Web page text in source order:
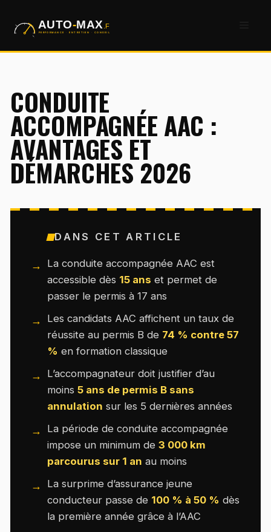
CONDUITE
ACCOMPAGNÉE AAC :
AVANTAGES ET
DÉMARCHES 2026
DANS CET ARTICLE
La conduite accompagnée AAC est
accessible dès 15 ans et permet de
passer le permis à 17 ans
Les candidats AAC affichent un taux de
réussite au permis B de 74 % contre 57
% en formation classique
L’accompagnateur doit justifier d’au
moins5 ans de permis B sans
annulation sur les 5 dernières années
La période de conduite accompagnée
impose un minimum de3 000 km
parcourus sur 1 an au moins
La surprime d’assurance jeune
conducteur passe de 100 % à 50 % dès
la première année grâce à l’AAC